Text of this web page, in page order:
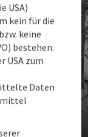
USA)
kein für die
keine
bestehen.
USA zum
Daten